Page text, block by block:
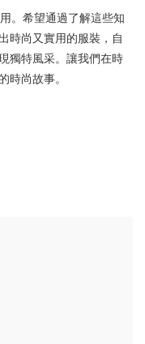
。希望通過了解這些知
時尚又實用的服裝，自
獨特風采。讓我們在時
時尚故事。